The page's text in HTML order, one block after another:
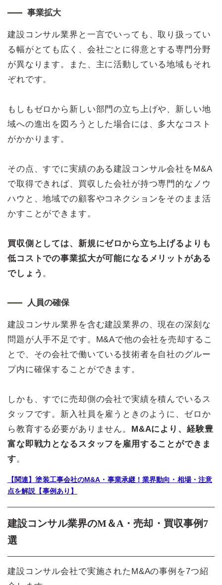
事業拡大
建設コンサル業界と一言でいっても、取り扱ってい
る幅がとても広く、会社ごとに得意とする専門分野
が異なります。また、主に活動している地域もそれ
ぞれです。
もしもゼロから新しい部門の立ち上げや、新しい地
域への進出を図ろうとした場合には、多大なコスト
がかかります。
その点、すでに実績のある建設コンサル会社をM&A
で取得できれば、買収した会社が持つ専門的なノウ
ハウと、地域での顧客やコネクションをそのまま活
かすことができます。
買収側としては、新規にゼロから立ち上げるよりも
低コストでの事業拡大が可能になるメリットがある
でしょう 。
人員の確保
建設コンサル業界を含む建設業界の、現在の深刻な
問題が人手不足です。M&Aで他の会社を売却するこ
とで、その会社で働いている技術者を自社のグルー
プ内に確保することができます。
しかも、すでに売却側の会社で実績を積んでいるス
タッフです。新入社員を雇うときのように、ゼロか
ら教育する必要がありません。 M&Aにより、経験豊
富な即戦力となるスタッフを雇用することができま
す。
【関連】塗装工事会社のM&A・事業承継！業界動向・相場・注意
点を解説【事例あり】
建設コンサル業界のM＆A・売却・買収事例7
選
建設コンサル会社で実施されたM&Aの事例を7つ紹